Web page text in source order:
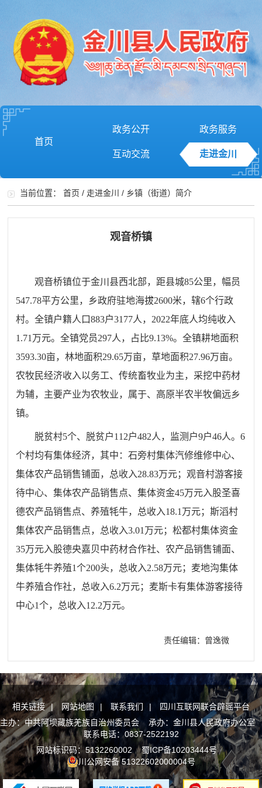
首页
政务公开 政务服务
互动交流 走进金川
当前位置：首页 /走进金川 / 乡镇（街道）简介
观音桥镇
观音桥镇位于金川县西北部，距县城85公里，幅员
547.78平方公里，乡政府驻地海拔2600米，辖6个行政
村。全镇户籍人口883户3177人， 2022年底人均纯收入
1.71 万元。全镇党员297人，占比9.13%。全镇耕地面积
3593.30亩，林地面积29.65万亩，草地面积27.96万亩。
农牧民经济收入以务工、传统畜牧业为主，采挖中药材
为辅，主要产业为农牧业，属于、高原半农半牧偏远乡
镇。
脱贫村5个、脱贫户112户482人，监测户9户46人。6
个村均有集体经济，其中：石旁村集体汽修维修中心、
集体农产品销售铺面，总收入28.83万元；观音村游客接
待中心、集体农产品销售点、集体资金45万元入股圣喜
德农产品销售点、养殖牦牛，总收入18.1 万元；斯滔村
集体农产品销售点，总收入3.01 万元；松都村集体资金
35万元入股德央嘉贝中药材合作社、农产品销售铺面、
集体牦牛养殖1个200头，总收入2.58万元；麦地沟集体
牛养殖合作社，总收入6.2万元；麦斯卡有集体游客接待
中心1个，总收入12.2万元。
责任编辑：曾逸微
相关链接 | 网站地图 | 联系我们 |
四川互联网联合辟谣平台
主办：中共阿坝藏族羌族自治州委员会 承办：金川县人民政府办公室
联系电话：0837-2522192
网站标识码：5132260002蜀ICP备10203444号
川公网安备 51322602000004号